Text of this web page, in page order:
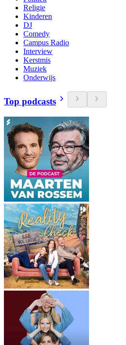
Religie
Kinderen
DJ
Comedy
Campus Radio
Interview
Kerstmis
Muziek
Onderwijs
Top podcasts